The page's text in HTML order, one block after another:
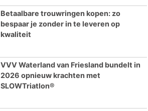
Betaalbare trouwringen kopen: zo
bespaar je zonder in te leveren op
kwaliteit
VVV Waterland van Friesland bundelt in
2026 opnieuw krachten met
SLOWTriatlon®